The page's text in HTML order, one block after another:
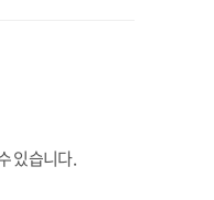
있습니다.